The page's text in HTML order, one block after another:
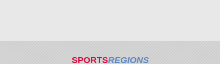
SPORTSREGIONS